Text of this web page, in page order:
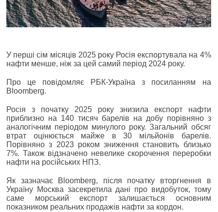
У перші сім місяців 2025 року Росія експортувала на 4%
нафти менше, ніж за цей самий період 2024 року.
Про це повідомляє РБК-Україна з посиланням на
Bloomberg.
Росія з початку 2025 року знизила експорт нафти
приблизно на 140 тисяч барелів на добу порівняно з
аналогічним періодом минулого року. Загальний обсяг
втрат оцінюється майже в 30 мільйонів барелів.
Порівняно з 2023 роком зниження становить близько
7%. Також відзначено невелике скорочення переробки
нафти на російських НПЗ.
Як зазначає Bloomberg, після початку вторгнення в
Україну Москва засекретила дані про видобуток, тому
саме морський експорт залишається основним
показником реальних продажів нафти за кордон.